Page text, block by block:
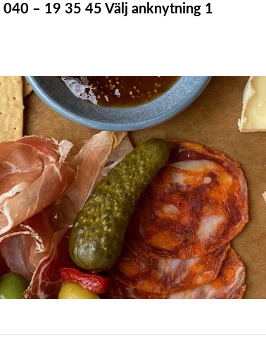
040 – 19 35 45 Välj anknytning 1